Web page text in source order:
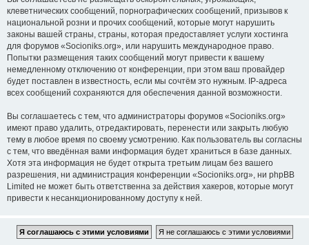
клеветнических сообщений, порнографических сообщений, призывов к
национальной розни и прочих сообщений, которые могут нарушить
законы вашей страны, страны, которая предоставляет услуги хостинга
для форумов «Socioniks.org», или нарушить международное право.
Попытки размещения таких сообщений могут привести к вашему
немедленному отключению от конференции, при этом ваш провайдер
будет поставлен в известность, если мы сочтём это нужным. IP-адреса
всех сообщений сохраняются для обеспечения данной возможности.
Вы соглашаетесь с тем, что администраторы форумов «Socioniks.org»
имеют право удалить, отредактировать, перенести или закрыть любую
тему в любое время по своему усмотрению. Как пользователь вы согласны
с тем, что введённая вами информация будет храниться в базе данных.
Хотя эта информация не будет открыта третьим лицам без вашего
разрешения, ни администрация конференции «Socioniks.org», ни phpBB
Limited не может быть ответственна за действия хакеров, которые могут
привести к несанкционированному доступу к ней.